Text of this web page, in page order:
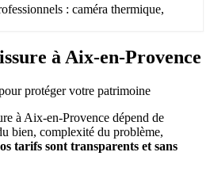
: caméra thermique,
à Aix-en-Provence
protéger votre patrimoine
à Aix-en-Provence dépend de
bien, complexité du problème,
tarifs sont transparents et sans